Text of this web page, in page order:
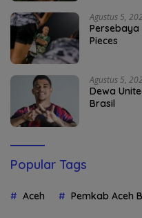
Agustus 5,
Persebaya
Pieces
Agustus 5,
Dewa
Brasil
Popular Tags
Aceh Pemkab Aceh